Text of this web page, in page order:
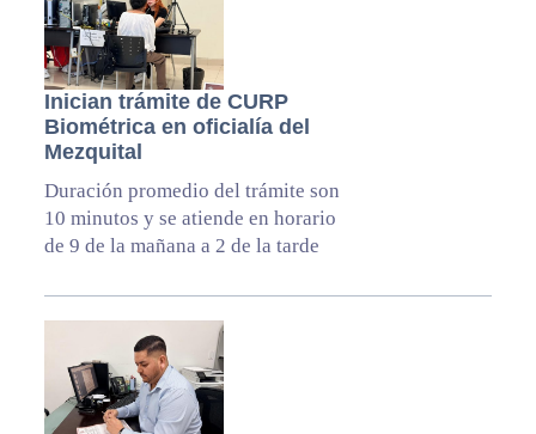
Inician trámite de CURP
Biométrica en oficialía del
Mezquital
Duración promedio del trámite son
10 minutos y se atiende en horario
de 9 de la mañana a 2 de la tarde